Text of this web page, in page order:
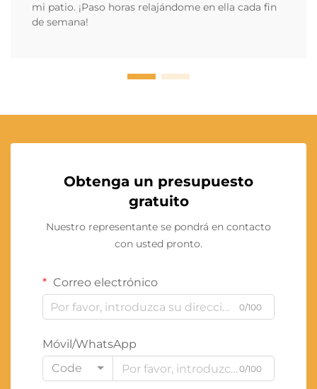
mi patio. ¡Paso horas relajándome en ella cada fin
de semana!
Obtenga un presupuesto
gratuito
Nuestro representante se pondrá en contacto
con usted pronto.
Correo electrónico
0/100
Móvil/WhatsApp
Code
0/100